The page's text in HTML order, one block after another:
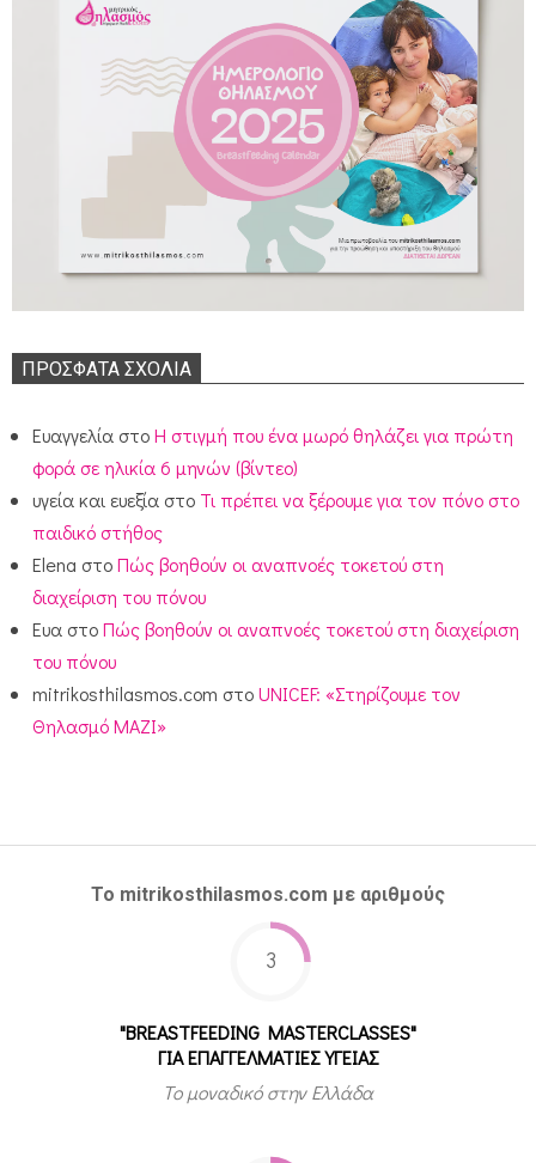
ΠΡΌΣΦΑΤΑ ΣΧΌΛΙΑ
Ευαγγελία στοΗ στιγμή που ένα μωρό θηλάζει για πρώτη
φορά σε ηλικία 6 μηνών (βίντεο)
υγεία και ευεξία στο Τι πρέπει να ξέρουμε για τον πόνο στο
παιδικό στήθος
Elena στοΠώς βοηθούν οι αναπνοές τοκετού στη
διαχείριση του πόνου
Ευα στοΠώς βοηθούν οι αναπνοές τοκετού στη διαχείριση
του πόνου
mitrikosthilasmos.com στοUNICEF: «Στηρίζουμε τον
Θηλασμό ΜΑΖΙ»
Το mitrikosthilasmos.com με αριθμούς
3
"BREASTFEEDING MASTERCLASSES"
ΓΙΑ ΕΠΑΓΓΕΛΜΑΤΙΕΣ ΥΓΕΙΑΣ
Το μοναδικό στην Ελλάδα